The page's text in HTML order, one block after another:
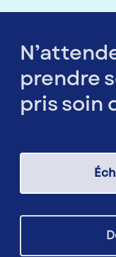
prendre
pris soin